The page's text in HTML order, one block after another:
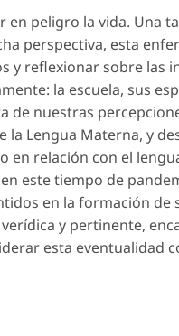
en peligro la vida. Una
perspectiva, esta
y reflexionar sobre las
la escuela, sus
de nuestras
la Lengua Materna, y
en relación con el
este tiempo de
en la formación
y pertinente,
esta eventualidad